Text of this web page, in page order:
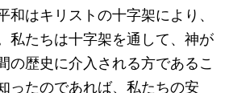
和はキリストの十字架により、
私たちは十字架を通して、神が
の歴史に介入される方であるこ
ったのであれば、私たちの安